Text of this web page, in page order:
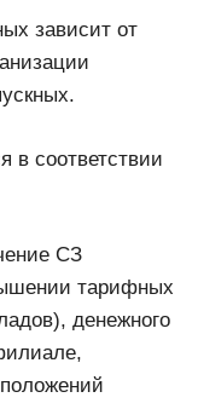
зависит от
в соответствии
СЗ
тарифных
денежного